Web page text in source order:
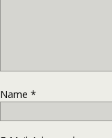
Name *